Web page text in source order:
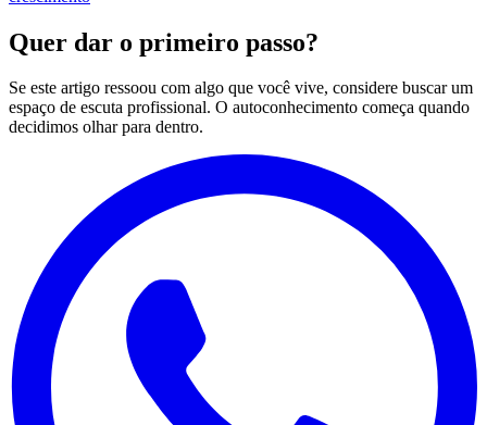
Quer dar o primeiro passo?
Se este artigo ressoou com algo que você vive, considere buscar um
espaço de escuta profissional. O autoconhecimento começa quando
decidimos olhar para dentro.